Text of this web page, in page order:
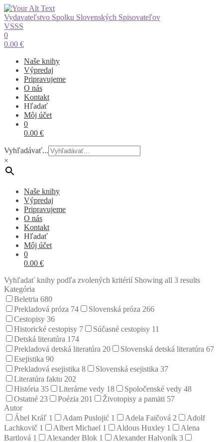
Vydavateľstvo Spolku Slovenských Spisovateľov
VSSS
0
0.00 €
Naše knihy
Výpredaj
Pripravujeme
O nás
Kontakt
Hľadať
Môj účet
0
0.00 €
Vyhľadávať...
×
Naše knihy
Výpredaj
Pripravujeme
O nás
Kontakt
Hľadať
Môj účet
0
0.00 €
Vyhľadať knihy podľa zvolených kritérií Showing all 3 results
Kategória
Beletria 680
Prekladová próza 74 Slovenská próza 266
Cestopisy 36
Historické cestopisy 7 Súčasné cestopisy 11
Detská literatúra 174
Prekladová detská literatúra 20 Slovenská detská literatúra 67
Esejistika 90
Prekladová esejistika 8 Slovenská esejistika 37
Literatúra faktu 202
História 35 Literárne vedy 18 Spoločenské vedy 48
Ostatné 23 Poézia 201 Životopisy a pamäti 57
Autor
Ábel Kráľ 1 Adam Puslojić 1 Adela Faičová 2
Adolf
Lachkovič 1 Albert Michael 1 Aldous Huxley 1
Alena
Bartlová 1 Alexander Blok 1 Alexander Halvoník 3